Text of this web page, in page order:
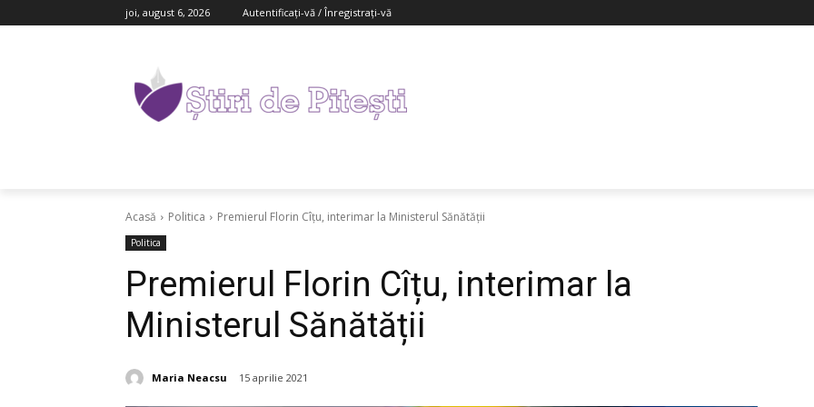
joi, august 6, 2026 Autentificați-vă / Înregistrați-vă
Acasă Politica Premierul Florin Cîțu, interimar la Ministerul Sănătății
Politica
Premierul Florin Cîțu, interimar la
Ministerul Sănătății
Maria Neacsu 15 aprilie 2021